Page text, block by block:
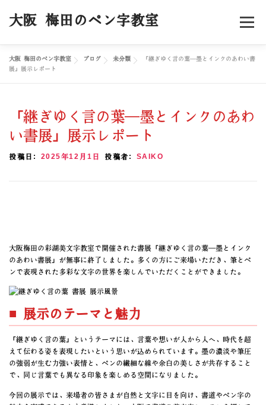
大阪 梅田のペン字教室 メニュー
ホーム 料金／コース スケジュール
受講者様の声 プロフィール ブログ お申込み
大阪 梅田のペン字教室 ブログ 未分類
「継ぎゆく言の葉―墨とインクのあわい書
展」展示レポート
「継ぎゆく言の葉―墨とインクのあわ
い書展」展示レポート
投稿日: 2025年12月1日 投稿者: SAIKO
大阪梅田の彩湖美文字教室で開催された書展「継ぎゆく言の葉―墨とインク
のあわい書展」が無事に終了しました。多くの方にご来場いただき、筆とペ
ンで表現された多彩な文字の世界を楽しんでいただくことができました。
■ 展示のテーマと魅力
「継ぎゆく言の葉」というテーマには、言葉や想いが人から人へ、時代を超
えて伝わる姿を表現したいという思いが込められています。墨の濃淡や筆圧
の強弱が生む力強い表情と、ペンの繊細な線や余白の美しさが共存すること
で、同じ言葉でも異なる印象を楽しめる空間になりました。
今回の展示では、来場者の皆さまが自然と文字に目を向け、書道やペン字の